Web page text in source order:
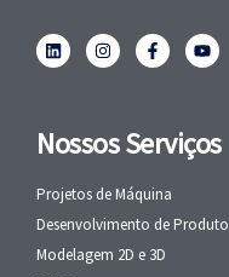
Nossos Serviços
Projetos de Máquina
Desenvolvimento de Produto
Modelagem 2D e 3D